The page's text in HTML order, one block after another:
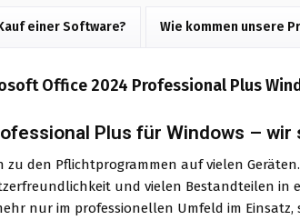
einer Software? Wie kommen unsere
Office 2024 Professional Plus
Plus für Windows – wir
zu den Pflichtprogrammen auf vielen
und vielen Bestandteilen in
nur im professionellen Umfeld im